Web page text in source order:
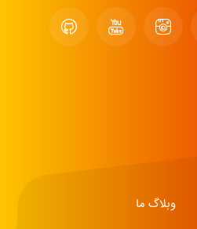
وبلاگ ما